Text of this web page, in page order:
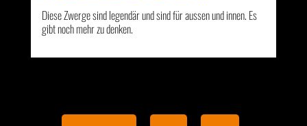
Diese Zwerge sind legendär und sind für aussen und innen. Es
gibt noch mehr zu denken.